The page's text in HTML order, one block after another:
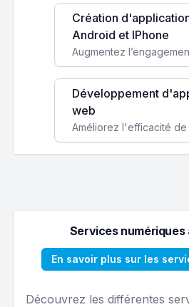
Création
Android et IPhone
Développement
web
Services numériques
En savoir plus sur les
Découvrez les différentes